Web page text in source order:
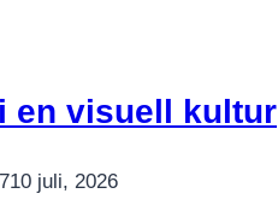
en visuell kultur
10 juli, 2026